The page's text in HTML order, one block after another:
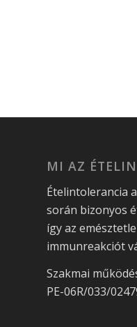
MI AZ
Ételintolerancia
során bizonyos
így az
immunreakciót
Szakmai
PE-06R/033/